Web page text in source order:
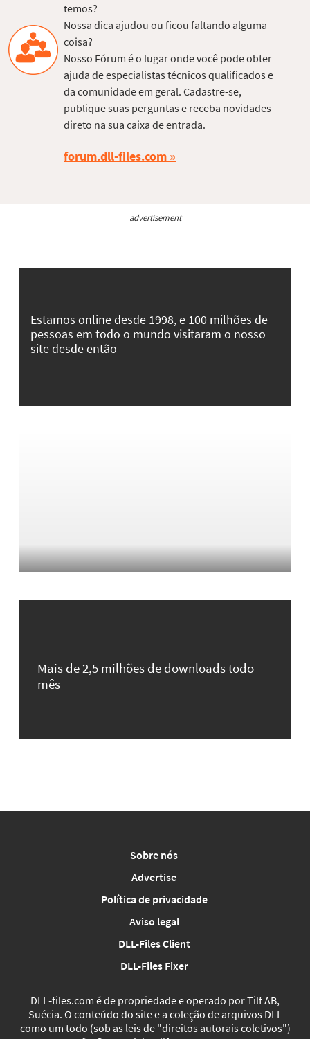
temos?
Nossa dica ajudou ou ficou faltando alguma
coisa?
Nosso Fórum é o lugar onde você pode obter
ajuda de especialistas técnicos qualificados e
da comunidade em geral. Cadastre-se,
publique suas perguntas e receba novidades
direto na sua caixa de entrada.
forum.dll-files.com
advertisement
Estamos online desde 1998, e 100 milhões de
pessoas em todo o mundo visitaram o nosso
site desde então
Mais de 2,5 milhões de downloads todo
mês
Sobre nós
Advertise
Política de privacidade
Aviso legal
DLL-Files Client
DLL-Files Fixer
DLL‑files.com é de propriedade e operado por Tilf AB,
Suécia. O conteúdo do site e a coleção de arquivos DLL
como um todo (sob as leis de "direitos autorais coletivos")